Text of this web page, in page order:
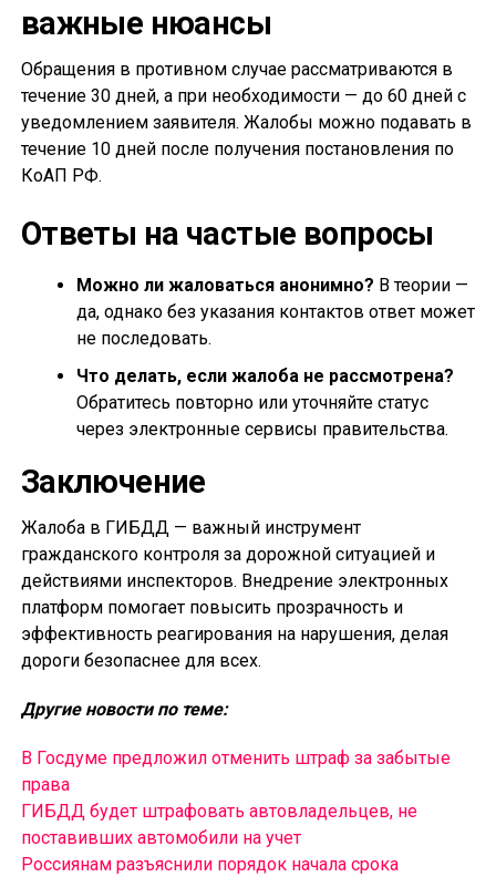
важные нюансы
Обращения в противном случае рассматриваются в
течение 30 дней, а при необходимости — до 60 дней с
уведомлением заявителя. Жалобы можно подавать в
течение 10 дней после получения постановления по
КоАП РФ.
Ответы на частые вопросы
Можно ли жаловаться анонимно? В теории —
да, однако без указания контактов ответ может
не последовать.
Что делать, если жалоба не рассмотрена?
Обратитесь повторно или уточняйте статус
через электронные сервисы правительства.
Заключение
Жалоба в ГИБДД — важный инструмент
гражданского контроля за дорожной ситуацией и
действиями инспекторов. Внедрение электронных
платформ помогает повысить прозрачность и
эффективность реагирования на нарушения, делая
дороги безопаснее для всех.
Другие новости по теме:
В Госдуме предложил отменить штраф за забытые
права
ГИБДД будет штрафовать автовладельцев, не
поставивших автомобили на учет
Россиянам разъяснили порядок начала срока